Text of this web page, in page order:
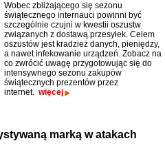
Wobec zbliżającego się sezonu
świątecznego internauci powinni być
szczególnie czujni w kwestii oszustw
związanych z dostawą przesyłek. Celem
oszustów jest kradzież danych, pieniędzy,
a nawet infekowanie urządzeń. Zobacz na
co zwrócić uwagę przygotowując się do
intensywnego sezonu zakupów
świątecznych prezentów przez
internet. więcej
marką w atakach